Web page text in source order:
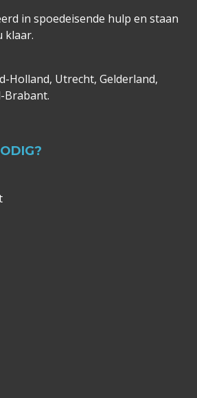
in spoedeisende hulp en staan
klaar.
Holland, Utrecht, Gelderland,
Brabant.